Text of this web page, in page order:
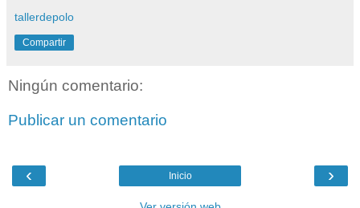
tallerdepolo
Compartir
Ningún comentario:
Publicar un comentario
‹ ›
Inicio